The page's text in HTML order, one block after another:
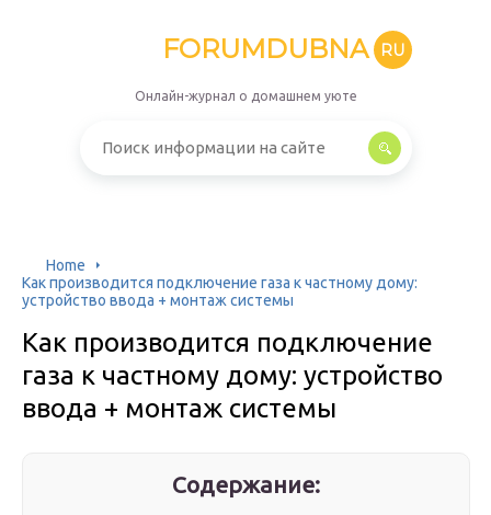
FORUMDUBNA RU
Онлайн-журнал о домашнем уюте
Home
Как производится подключение газа к частному дому:
устройство ввода + монтаж системы
Как производится подключение
газа к частному дому: устройство
ввода + монтаж системы
Содержание: